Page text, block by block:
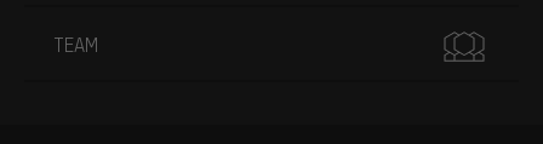
TEAM